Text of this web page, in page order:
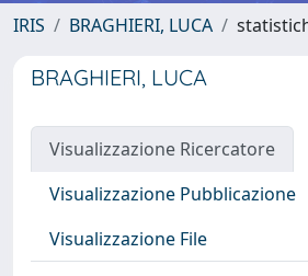
IRIS BRAGHIERI, LUCA
BRAGHIERI, LUCA
Visualizzazione Ricercatore
Visualizzazione Pubblicazione
Visualizzazione File